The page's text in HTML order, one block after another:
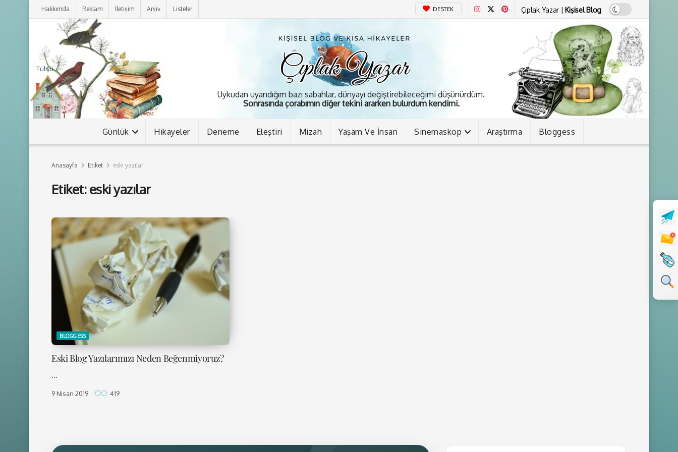
Hakkımda Reklam İletişim Arşiv Listeler DESTEK Çıplak Yazar | Kişisel Blog
Tülsü
Uykudan uyandığım bazı sabahlar, dünyayı değiştirebileceğimi düşünürdüm.
Sonrasında çorabımın diğer tekini ararken bulurdum kendimi.
Günlük Hikayeler Deneme Eleştiri Mizah Yaşam Ve İnsan Sinemaskop Araştırma Bloggess
Anasayfa Etiket eski yazılar
Etiket:eski yazılar
BLOGGESS
Eski Blog Yazılarımızı Neden Beğenmiyoruz?
...
9 Nisan 2019 419